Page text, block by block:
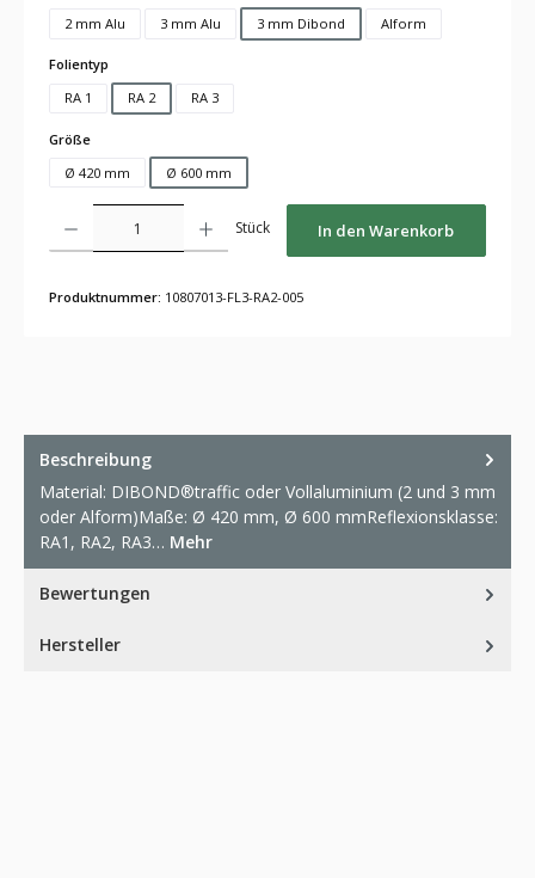
2 mm Alu
3 mm Alu 3 mm Dibond Alform
Folientyp
RA 1
RA 2 RA 3
Größeauswählen
Ø 420 mm
Ø 600 mm
Stück In den Warenkorb
Produktnummer: 10807013-FL3-RA2-005
Beschreibung
Material: DIBOND®traffic oder Vollaluminium (2 und 3 mm
oder Alform)Maße: Ø 420 mm, Ø 600 mmReflexionsklasse:
RA1, RA2, RA3… Mehr
Bewertungen
Hersteller